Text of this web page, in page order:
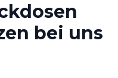
bei uns